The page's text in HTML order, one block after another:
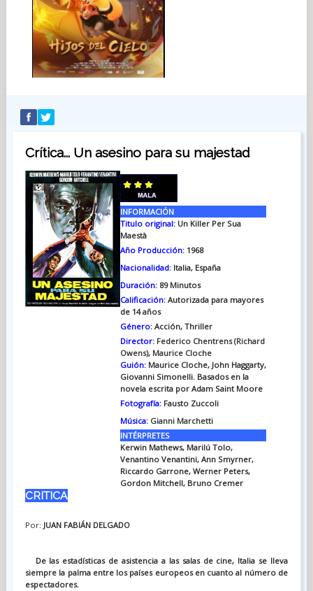
Crítica... Un asesino para su majestad
INFORMACIÓN
Titulo original:Un Killer Per Sua
Maestà
Año Producción:1968
Nacionalidad: Italia, España
Duración: 89 Minutos
Calificación:Autorizada para mayores
de 14 años
Género: Acción, Thriller
Director:Federico Chentrens (Richard
Owens), Maurice Cloche
Guión:Maurice Cloche, John Haggarty,
Giovanni Simonelli. Basados en la
novela escrita por Adam Saint Moore
Fotografía:Fausto Zuccoli
Música:Gianni Marchetti
INTÉRPRETES
Kerwin Mathews, Marilú Tolo,
Venantino Venantini, Ann Smyrner,
Riccardo Garrone, Werner Peters,
Gordon Mitchell, Bruno Cremer
CRITICA
Por: JUAN FABIÁN DELGADO
De las estadísticas de asistencia a las salas de cine, Italia se lleva
siempre la palma entre los países europeos en cuanto al número de
espectadores.